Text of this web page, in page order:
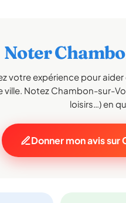
Noter
votre expérience pour
ville. Notez Chambon-sur-
loisirs…) en
Donner mon avis